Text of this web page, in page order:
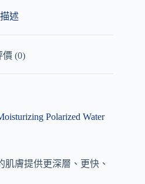
描述
價 (0)
Polarized Water
肌膚提供更深層、更快、